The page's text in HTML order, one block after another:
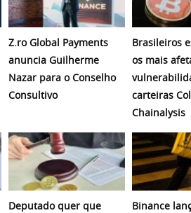
Z.ro Global Payments
anuncia Guilherme
Nazar para o Conselho
Consultivo
Brasileiros
os mais
carteiras
Chainalysis
Deputado quer que Binance